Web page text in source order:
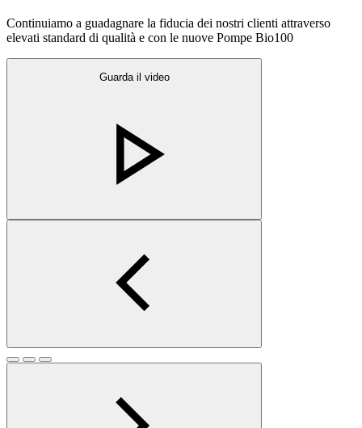
Continuiamo a guadagnare la fiducia dei nostri clienti attraverso
elevati standard di qualità e con le nuove Pompe Bio100
Guarda il video